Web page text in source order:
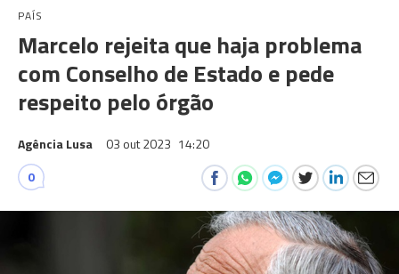
PAÍS
Marcelo rejeita que haja problema
com Conselho de Estado e pede
respeito pelo órgão
Agência Lusa 03 out 2023 14:20
0